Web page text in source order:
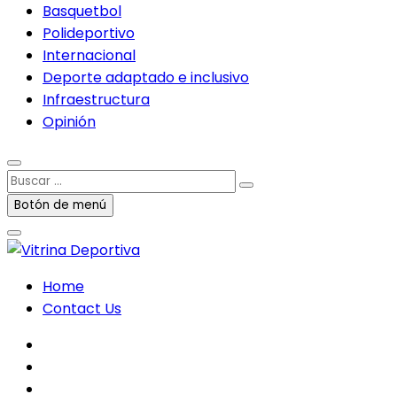
Basquetbol
Polideportivo
Internacional
Deporte adaptado e inclusivo
Infraestructura
Opinión
Buscar
…Botón de menú
Home
Contact Us